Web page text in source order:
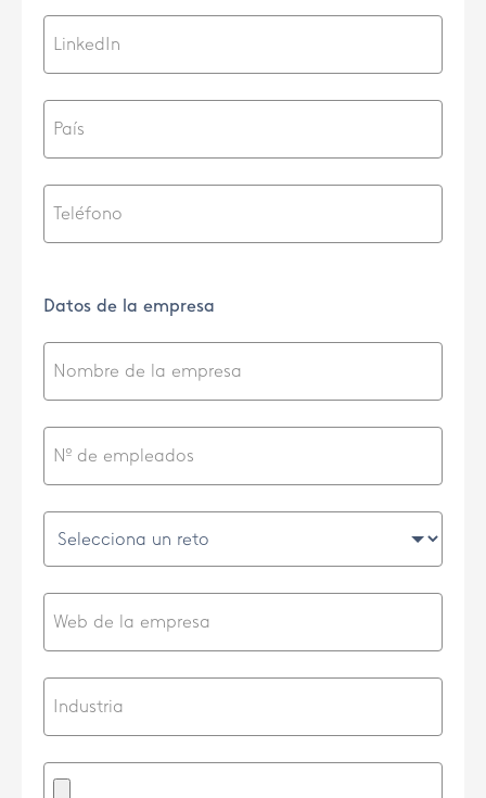
Datos de la empresa